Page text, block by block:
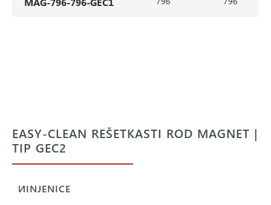
EASY-CLEAN REŠETKASTI ROD MAGNET |
TIP GEC2
ИINJENICE